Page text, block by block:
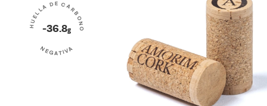
HUELLA DE CARBONO
-36.8g
NEGATIVA